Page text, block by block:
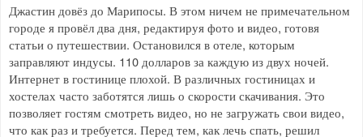
Джастин довёз до Марипосы. В этом ничем не примечательном
городе я провёл два дня, редактируя фото и видео, готовя
статьи о путешествии. Остановился в отеле, которым
заправляют индусы. 110 долларов за каждую из двух ночей.
Интернет в гостинице плохой. В различных гостиницах и
хостелах часто заботятся лишь о скорости скачивания. Это
позволяет гостям смотреть видео, но не загружать свои видео,
что как раз и требуется. Перед тем, как лечь спать, решил